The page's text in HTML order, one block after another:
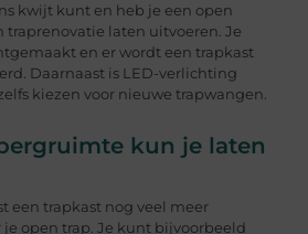
kwijt kunt en heb je een open
traprenovatie laten uitvoeren. Je
en er wordt een trapkast
Daarnaast is LED-verlichting
kiezen voor nieuwe trapwangen.
kun je laten
een trapkast nog veel meer
open trap. Je kunt bijvoorbeeld